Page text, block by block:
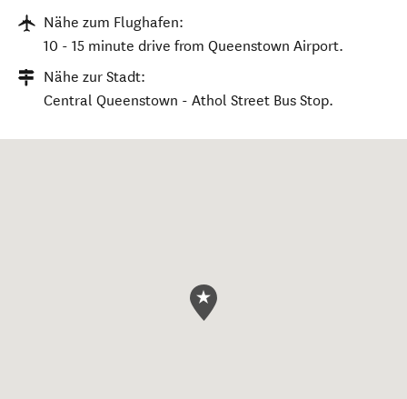
Nähe zum Flughafen:
10 - 15 minute drive from Queenstown Airport.
Nähe zur Stadt:
Central Queenstown - Athol Street Bus Stop.